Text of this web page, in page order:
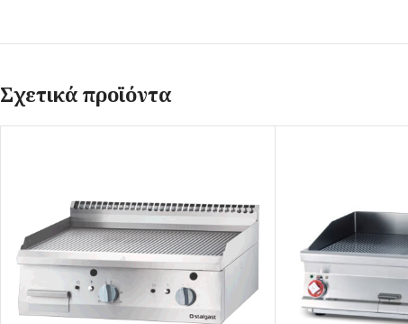
Σχετικά προϊόντα